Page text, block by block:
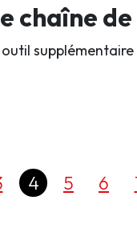
chaîne
outil
4 5 6